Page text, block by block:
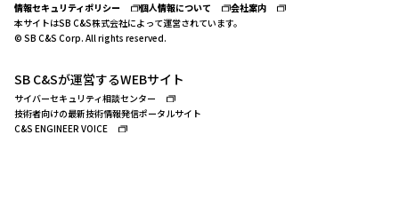
情報セキュリティポリシー 個人情報について
会社案内
本サイトはSB C&S株式会社によって運営されています。
© SB C&S Corp. All rights reserved.
SB C&Sが運営するWEBサイト
サイバーセキュリティ相談センター
技術者向けの最新技術情報発信ポータルサイト
C&S ENGINEER VOICE